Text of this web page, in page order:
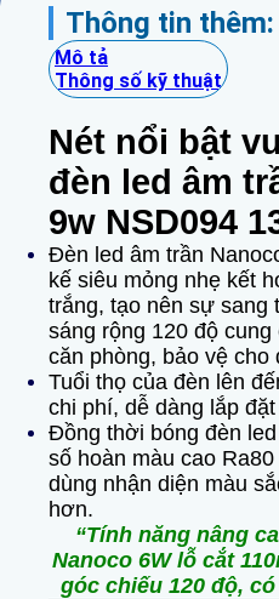
Thông tin thêm:
Mô tả
Thông số kỹ thuật
Nét nổi bật
đèn led âm
9w NSD094
Đèn led âm trần
kế siêu mỏng nhẹ kết
trắng, tạo nên sự sang
sáng rộng 120 độ
căn phòng, bảo vệ cho
Tuổi thọ của đèn lên
chi phí, dễ dàng lắp
Đồng thời bóng đèn
số hoàn màu cao
dùng nhận diện màu
hơn.
“Tính năng nâng
Nanoco 6W lỗ cắt
góc chiếu 120 độ,